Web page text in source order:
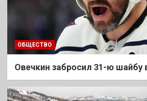
ОБЩЕСТВО
Овечкин забросил 31-ю шайбу